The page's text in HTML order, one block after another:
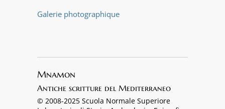
Galerie photographique
Mnamon
Antiche scritture del Mediterraneo
© 2008-2025 Scuola Normale Superiore